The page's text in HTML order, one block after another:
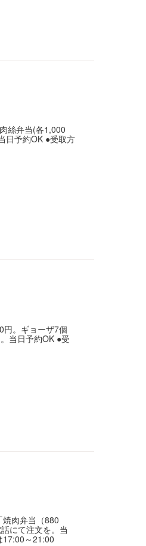
絲弁当(各1,000
日予約OK ●受取方
円。ギョーザ7個
当日予約OK ●受
肉弁当（880
にて注文を。当
～21:00